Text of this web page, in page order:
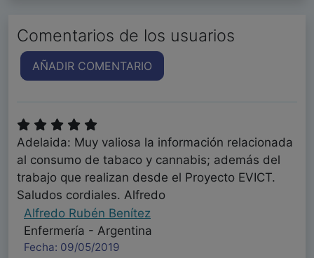
Comentarios de los usuarios
AÑADIR COMENTARIO
Adelaida: Muy valiosa la información relacionada
al consumo de tabaco y cannabis; además del
trabajo que realizan desde el Proyecto EVICT.
Saludos cordiales. Alfredo
Alfredo Rubén Benítez
Enfermería - Argentina
Fecha: 09/05/2019